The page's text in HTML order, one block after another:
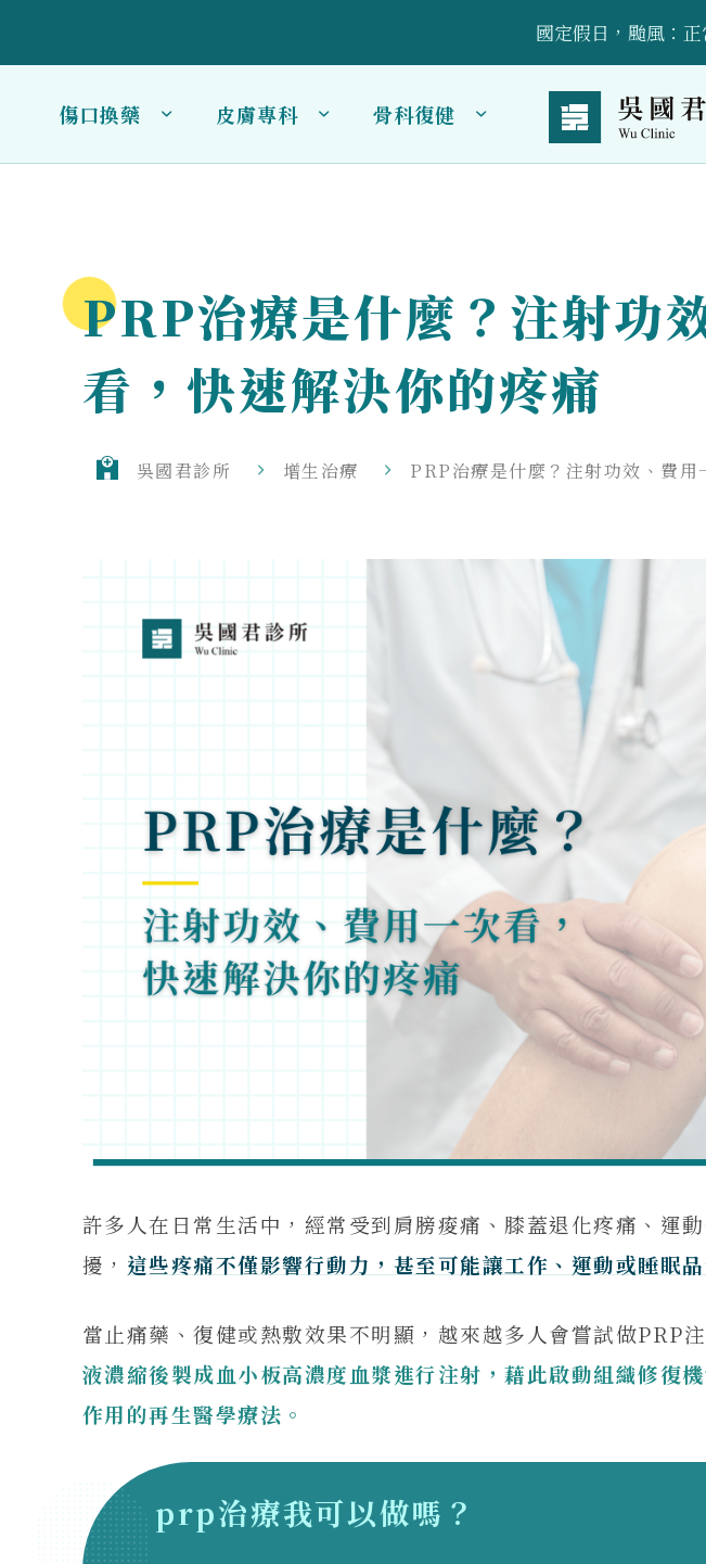
國定假日，颱風：
立即預約！請加入
引進預防醫學點滴輸液治
傷口換藥 皮膚專科 骨科復健
PRP治療是什麼？注射功
看，快速解決你的疼痛
吳國君診所 增生治療 PRP治療是什麼？注射功效、費
許多人在日常生活中，經常受到肩膀痠痛、膝蓋退化疼痛、運
擾， 這些疼痛不僅影響行動力，甚至可能讓工作、運動或睡眠
當止痛藥、復健或熱敷效果不明顯，越來越多人會嘗試做PRP注
液濃縮後製成血小板高濃度血漿進行注射，藉此啟動組織修復
作用的再生醫學療法。
prp治療我可以做嗎？